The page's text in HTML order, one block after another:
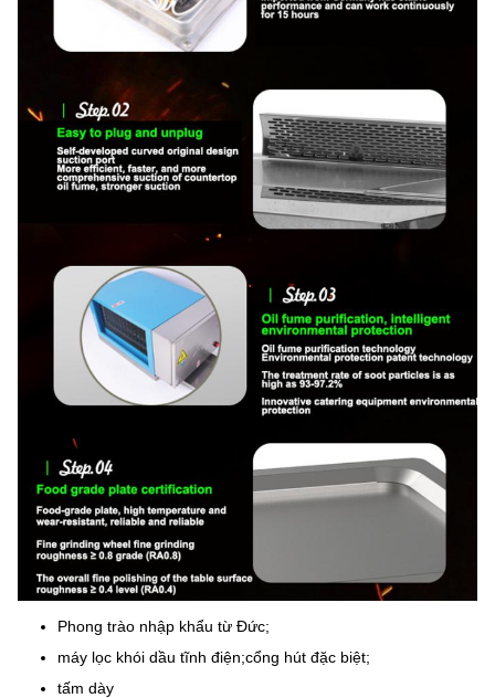
Phong trào nhập khẩu từ Đức;
máy lọc khói dầu tĩnh điện;cổng hút đặc biệt;
tấm dày